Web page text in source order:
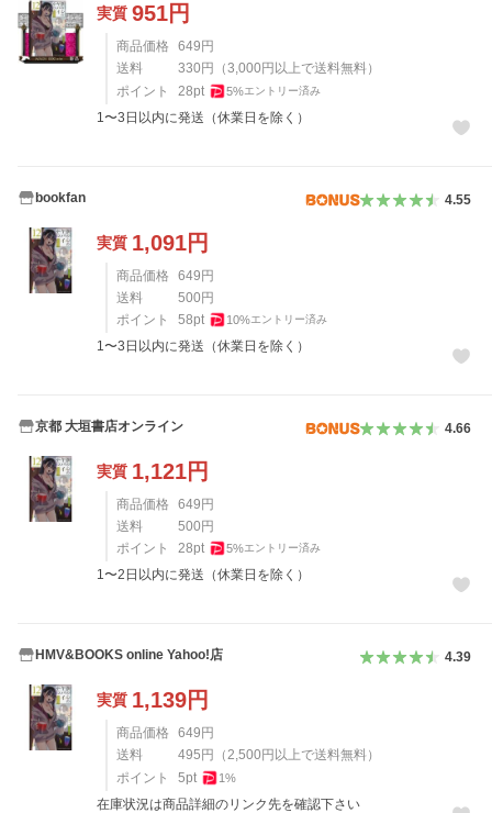
実質 951円
商品価格 649 円
送料
330 円 （3,000 円以上で送料無料）
ポイント
28pt 5%エントリー済み
1〜3日以内に発送（休業日を除く）
bookfan 4.55
実質 1,091円
商品価格 649 円
送料
500 円
ポイント
58pt 10%エントリー済み
1〜3日以内に発送（休業日を除く）
京都 大垣書店オンライン 4.66
実質 1,121円
商品価格 649 円
送料
500 円
ポイント
28pt 5%エントリー済み
1〜2日以内に発送（休業日を除く）
HMV&BOOKS online Yahoo!店 4.39
実質 1,139円
商品価格 649 円
送料
495 円 （2,500 円以上で送料無料）
ポイント
5pt 1%
在庫状況は商品詳細のリンク先を確認下さい